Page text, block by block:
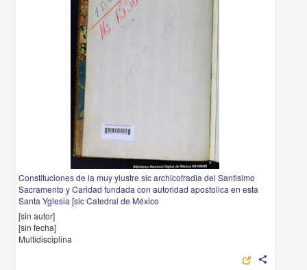
Constituciones de la muy ylustre sic archicofradia del Santisimo
Sacramento y Caridad fundada con autoridad apostolica en esta
Santa Yglesia [sic Catedral de México
[sin autor]
[sin fecha]
Multidisciplina
share